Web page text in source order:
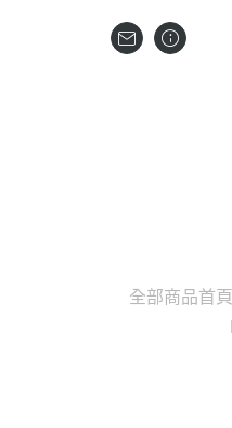
全部商品首頁